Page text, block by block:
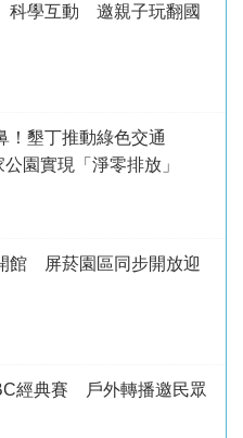
科學互動 邀親子玩翻國
！墾丁推動綠色交通
園實現「淨零排放」
館 屏菸園區同步開放迎
經典賽 戶外轉播邀民眾